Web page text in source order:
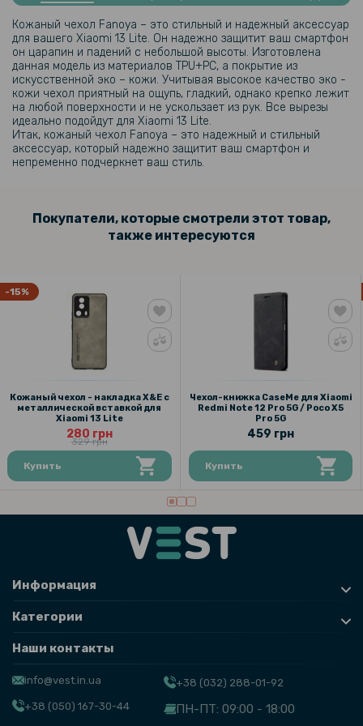
159 грн
199 грн
Противоударная гидрогелевая пленка Hydrogel Film для Xiaomi 13
Lite, Transparent
195 грн
229 грн
159 грн
Противоударная гидрогелевая пленка Hydrogel Film для Xiaomi 13
Lite на заднюю панель, Transparent
203 грн
Чехол-накладка Epik Delicate для Xiaomi 13 Lite
219 грн
Кожаный чехол-книжка Baseus Premium Edge для Xiaomi 13 Lite
203 грн
239 грн
Кожаный чехол Fanoya – это стильный и надежный аксессуар
для вашего Xiaomi 13 Lite. Он надежно защитит ваш смартфон
он царапин и падений с небольшой высоты. Изготовлена
данная модель из материалов TPU+PC, а покрытие из
искусственной эко – кожи. Учитывая высокое качество эко -
кожи чехол приятный на ощупь, гладкий, однако крепко лежит
на любой поверхности и не ускользает из рук. Все вырезы
идеально подойдут для Xiaomi 13 Lite.
Итак, кожаный чехол Fanoya – это надежный и стильный
аксессуар, который надежно защитит ваш смартфон и
непременно подчеркнет ваш стиль.
Покупатели, которые смотрели этот товар,
также интересуются
-15%
Кожаный чехол - накладка X&E с
металлической вставкой для
Xiaomi 13 Lite
280 грн
329 грн
Купить
Чехол-книжка CaseMe для Xiaomi
Redmi Note 12 Pro 5G / Poco X5
Pro 5G
459 грн
Купить
Информация
Категории
Наши контакты
info@vest.in.ua
+38 (050) 167-30-44
+38 (032) 288-01-92
ПН-ПТ: 09:00 - 18:00